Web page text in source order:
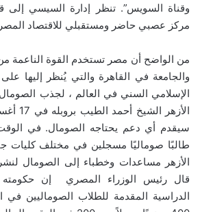
وقناة السويس”. تنظر إدارة السيسي إلى
مركز عصبي حاضر ومستقبلي للاقتصاد
من الواضح أن مصر تستخدم القوة الناعمة
والجامعة في القاهرة والتي يُنظر إليها
الإسلامي السني في العالم ، لجذب
الأزهر
طالبًا صوماليًا مسجلين في مختلف كليات
الأزهر مساعدات وخطباء إلى الصومال
قال رئيس الوزراء المصري إن
الدراسية المقدمة للطلاب الصوماليين في